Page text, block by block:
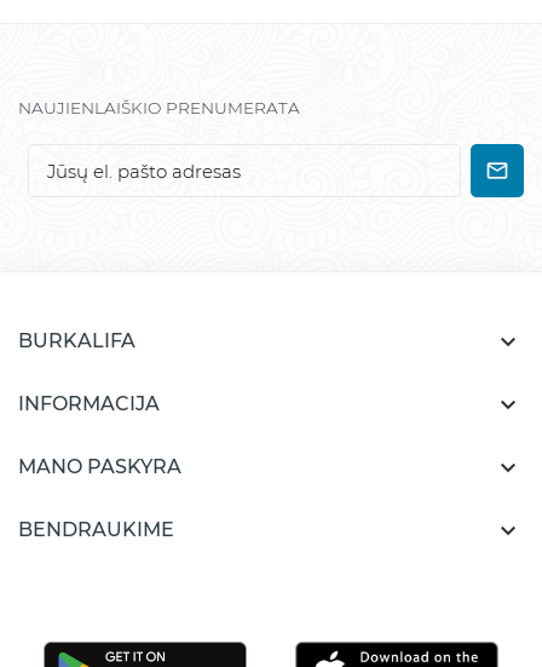
NAUJIENLAIŠKIO PRENUMERATA
BURKALIFA 
INFORMACIJA 
MANO PASKYRA 
BENDRAUKIME 